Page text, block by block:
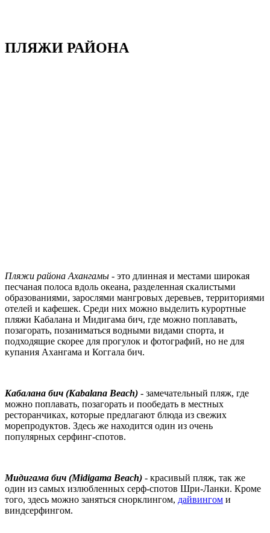
ПЛЯЖИ РАЙОНА
Пляжи района Ахангамы - это длинная и местами широкая
песчаная полоса вдоль океана, разделенная скалистыми
образованиями, зарослями мангровых деревьев, территориями
отелей и кафешек. Среди них можно выделить курортные
пляжи Кабалана и Мидигама бич, где можно поплавать,
позагорать, позаниматься водными видами спорта, и
подходящие скорее для прогулок и фотографий, но не для
купания Ахангама и Коггала бич.
Кабалана бич (Kabalana Beach) - замечательный пляж, где
можно поплавать, позагорать и пообедать в местных
ресторанчиках, которые предлагают блюда из свежих
морепродуктов. Здесь же находится один из очень
популярных серфинг-спотов.
Мидигама бич (Midigama Beach) - красивый пляж, так же
один из самых излюбленных серф-спотов Шри-Ланки. Кроме
того, здесь можно заняться снорклингом, дайвингом и
виндсерфингом.